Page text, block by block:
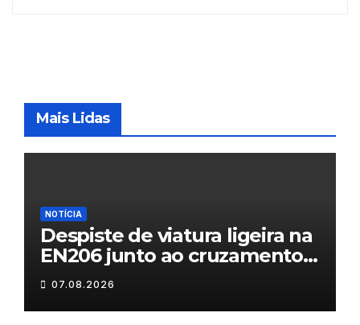
Mais Lidas
NOTÍCIA
Despiste de viatura ligeira na
EN206 junto ao cruzamento
Fornos do Pinhal
07.08.2026